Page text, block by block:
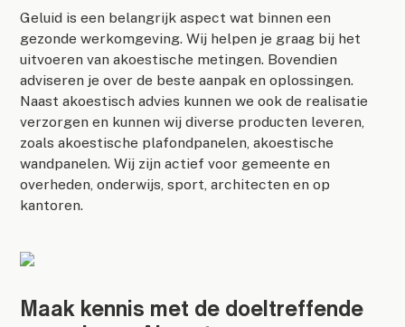
Geluid is een belangrijk aspect wat binnen een
gezonde werkomgeving. Wij helpen je graag bij het
uitvoeren van akoestische metingen. Bovendien
adviseren je over de beste aanpak en oplossingen.
Naast akoestisch advies kunnen we ook de realisatie
verzorgen en kunnen wij diverse producten leveren,
zoals akoestische plafondpanelen, akoestische
wandpanelen. Wij zijn actief voor gemeente en
overheden, onderwijs, sport, architecten en op
kantoren.
Maak kennis met de doeltreffende